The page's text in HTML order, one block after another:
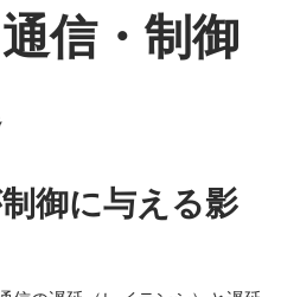
信・制御
御に与える影